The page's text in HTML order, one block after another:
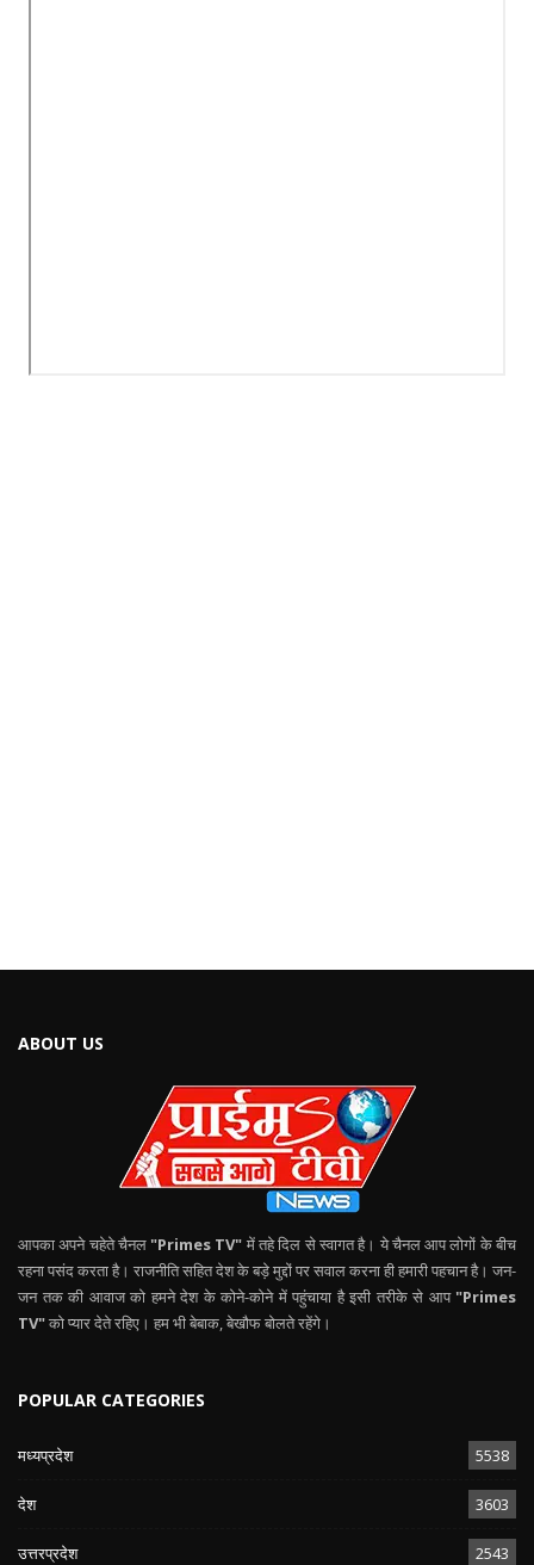
ABOUT US
आपका अपने चहेते चैनल "Primes TV" में तहे दिल से स्वागत है। ये चैनल आप लोगों के बीच
रहना पसंद करता है। राजनीति सहित देश के बड़े मुद्दों पर सवाल करना ही हमारी पहचान है। जन-
जन तक की आवाज को हमने देश के कोने-कोने में पहुंचाया है इसी तरीके से आप "Primes
TV"को प्यार देते रहिए। हम भी बेबाक, बेखौफ बोलते रहेंगे।
POPULAR CATEGORIES
मध्यप्रदेश 5538
देश 3603
उत्तरप्रदेश 2543